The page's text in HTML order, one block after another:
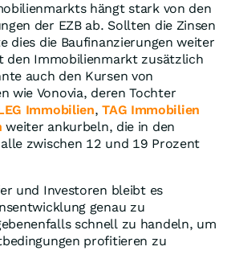
hängt stark von den
der EZB ab. Sollten die Zinsen
dies die Baufinanzierungen weiter
den Immobilienmarkt zusätzlich
auch den Kursen von
wie Vonovia, deren Tochter
Immobilien,TAG Immobilien
weiter ankurbeln, die in den
zwischen 12 und 19 Prozent
und Investoren bleibt es
genau zu
schnell zu handeln, um
profitieren zu